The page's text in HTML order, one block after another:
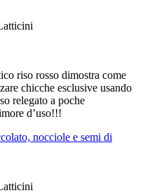
riso rosso dimostra come
chicche esclusive usando
relegato a poche
d’uso!!!
nocciole e semi di